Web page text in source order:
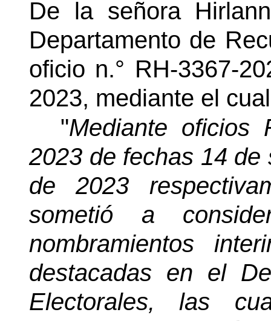
De la señora
Departamento de
oficio n.° RH-3367-
2023, mediante el
"Mediante oficios
2023 de fechas 14
de 2023
sometió a
nombramientos
destacadas en el
Electorales, las